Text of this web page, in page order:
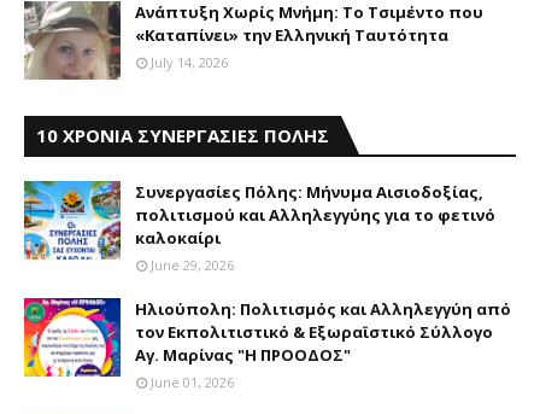
Aνάπτυξη Xωρίς Mνήμη: Το Τσιμέντο που
«Καταπίνει» την Ελληνική Ταυτότητα
July 14, 2026
10 ΧΡΟΝΙΑ ΣΥΝΕΡΓΑΣΙΕΣ ΠΟΛΗΣ
Συνεργασίες Πόλης: Mήνυμα Aισιοδοξίας,
πολιτισμού και Aλληλεγγύης για το φετινό
καλοκαίρι
June 29, 2026
Ηλιούπολη: Πολιτισμός και Aλληλεγγύη από
τον Εκπολιτιστικό & Εξωραϊστικό Σύλλογο
Αγ. Μαρίνας "Η ΠΡΟΟΔΟΣ"
June 01, 2026